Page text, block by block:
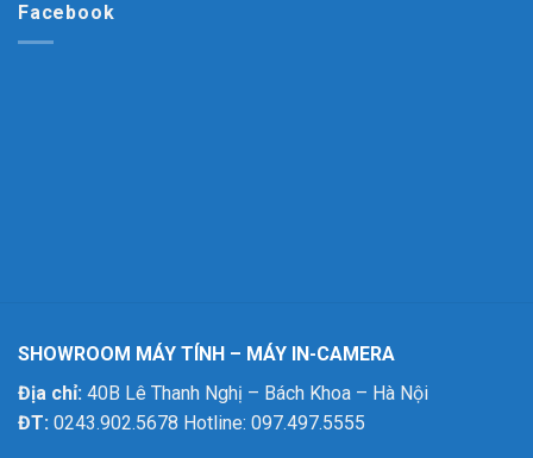
Facebook
SHOWROOM MÁY TÍNH – MÁY IN-CAMERA
Địa chỉ: 40B Lê Thanh Nghị – Bách Khoa – Hà Nội
ĐT: 0243.902.5678 Hotline: 097.497.5555